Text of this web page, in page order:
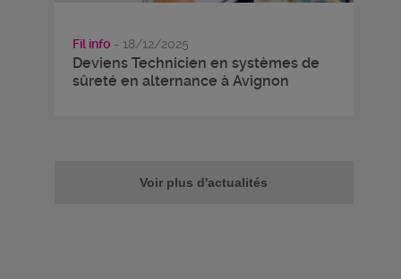
Fil info - 18/12/2025
Deviens Technicien en systèmes de
sûreté en alternance à Avignon
Voir plus d'actualités